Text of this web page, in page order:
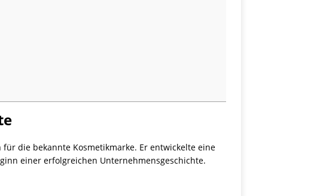
die bekannte Kosmetikmarke. Er entwickelte eine
einer erfolgreichen Unternehmensgeschichte.